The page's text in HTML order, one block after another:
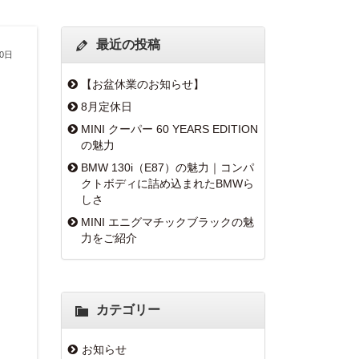
日
最近の投稿
【お盆休業のお知らせ】
8月定休日
MINI クーパー 60 YEARS EDITION
の魅力
BMW 130i（E87）の魅力｜コンパ
クトボディに詰め込まれたBMWら
しさ
MINI エニグマチックブラックの魅
力をご紹介
カテゴリー
お知らせ